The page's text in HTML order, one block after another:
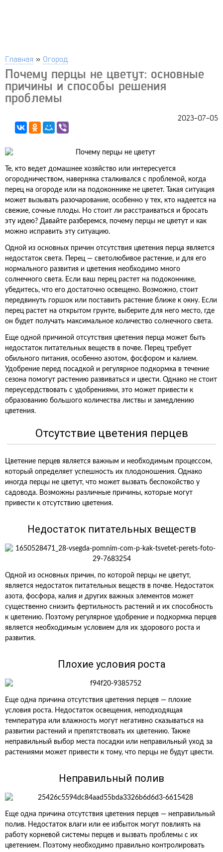
Главная » Огород
Почему перцы не цветут: основные
причины и способы решения
проблемы
2023-07-05
Те, кто ведет домашнее хозяйство или интересуется
огородничеством, наверняка сталкивался с проблемой, когда
перец на огороде или на подоконнике не цветет. Такая ситуация
может вызывать разочарование, особенно у тех, кто надеется на
свежие, сочные плоды. Но стоит ли расстраиваться и бросать
эту идею? Давайте разберемся, почему перцы не цветут и как
можно исправить эту ситуацию.
Одной из основных причин отсутствия цветения перца является
недостаток света. Перец — светолюбивое растение, и для его
нормального развития и цветения необходимо много
солнечного света. Если ваш перец растет на подоконнике,
убедитесь, что его достаточно освещено. Возможно, стоит
передвинуть горшок или поставить растение ближе к окну. Если
перец растет на открытом грунте, выберите для него место, где
он будет получать максимальное количество солнечного света.
Еще одной причиной отсутствия цветения перца может быть
недостаток питательных веществ в почве. Перец требует
обильного питания, особенно азотом, фосфором и калием.
Удобрение перед посадкой и регулярное подкормка в течение
сезона помогут растению развиваться и цвести. Однако не стоит
переусердствовать с удобрениями, это может привести к
образованию большого количества листвы и замедлению
цветения.
Отсутствие цветения перцев
Цветение перцев является важным и необходимым процессом,
который определяет успешность их плодоношения. Однако
иногда перцы не цветут, что может вызвать беспокойство у
садовода. Возможны различные причины, которые могут
привести к отсутствию цветения.
Недостаток питательных веществ
Одной из основных причин, по которой перцы не цветут,
является недостаток питательных веществ в почве. Недостаток
азота, фосфора, калия и других важных элементов может
существенно снизить фертильность растений и их способность
к цветению. Поэтому регулярное удобрение и подкормка перцев
является необходимым условием для их здорового роста и
развития.
Плохие условия роста
Еще одна причина отсутствия цветения перцев — плохие
условия роста. Недостаток освещения, неподходящая
температура или влажность могут негативно сказываться на
развитии растений и препятствовать их цветению. Также
неправильный выбор места посадки или неправильный уход за
растениями может привести к тому, что перцы не будут цвести.
Неправильный полив
Еще одна причина отсутствия цветения перцев — неправильный
полив. Недостаток влаги или ее избыток могут повлиять на
работу корневой системы перцев и вызвать проблемы с их
цветением. Поэтому необходимо правильно контролировать